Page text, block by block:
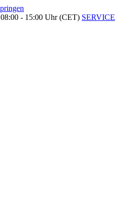
- 15:00 Uhr (CET) SERVICE